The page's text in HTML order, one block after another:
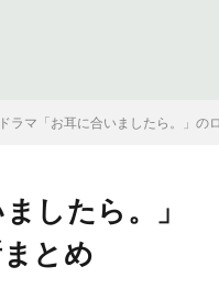
ドラマ「お耳に合いましたら。」の
したら。」
とめ